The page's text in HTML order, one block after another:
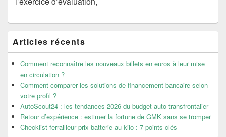
principale
de
widget
barre
latérale
Articles récents
Comment reconnaître les nouveaux billets en euros à leur mise
en circulation ?
Comment comparer les solutions de financement bancaire selon
votre profil ?
AutoScout24 : les tendances 2026 du budget auto transfrontalier
Retour d’expérience : estimer la fortune de GMK sans se tromper
Checklist ferrailleur prix batterie au kilo : 7 points clés